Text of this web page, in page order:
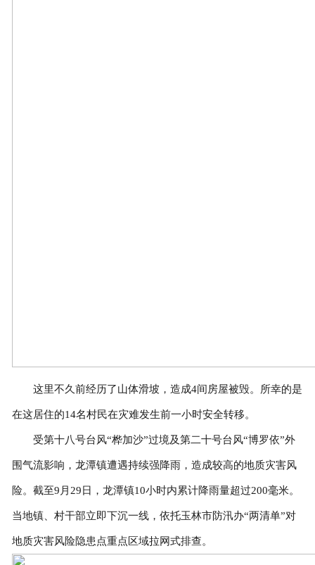
这里不久前经历了山体滑坡，造成4间房屋被毁。所幸的是
在这居住的14名村民在灾难发生前一小时安全转移。
受第十八号台风“桦加沙”过境及第二十号台风“博罗依”外
围气流影响，龙潭镇遭遇持续强降雨，造成较高的地质灾害风
险。截至9月29日，龙潭镇10小时内累计降雨量超过200毫米。
当地镇、村干部立即下沉一线，依托玉林市防汛办“两清单”对
地质灾害风险隐患点重点区域拉网式排查。